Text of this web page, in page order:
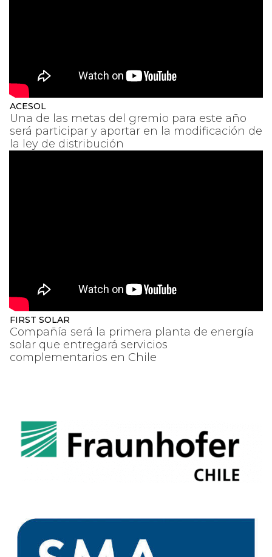
ACESOL
Una de las metas del gremio para este año
será participar y aportar en la modificación de
la ley de distribución
FIRST SOLAR
Compañía será la primera planta de energía
solar que entregará servicios
complementarios en Chile